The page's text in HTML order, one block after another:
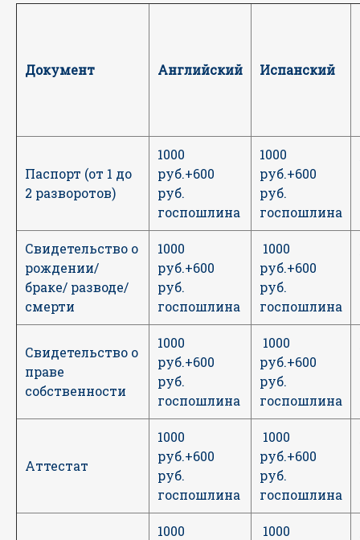
Документ Английский Испанский
Паспорт (от 1 до
2 разворотов)
1000
руб.+600
руб.
госпошлина
1000
руб.+600
руб.
госпошлина
Свидетельство о
рождении/
браке/ разводе/
смерти
1000
руб.+600
руб.
госпошлина
1000
руб.+600
руб.
госпошлина
Свидетельство о
праве
собственности
1000
руб.+600
руб.
госпошлина
1000
руб.+600
руб.
госпошлина
Аттестат
1000
руб.+600
руб.
госпошлина
1000
руб.+600
руб.
госпошлина
1000
1000